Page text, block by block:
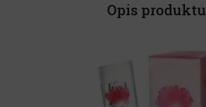
Opis produktu